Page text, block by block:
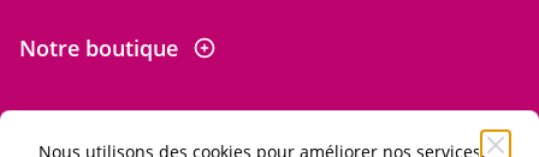
Nous utilisons des cookies pour améliorer nos services,
Notre boutique